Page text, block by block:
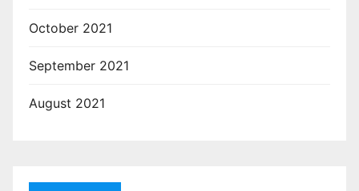
October 2021
September 2021
August 2021